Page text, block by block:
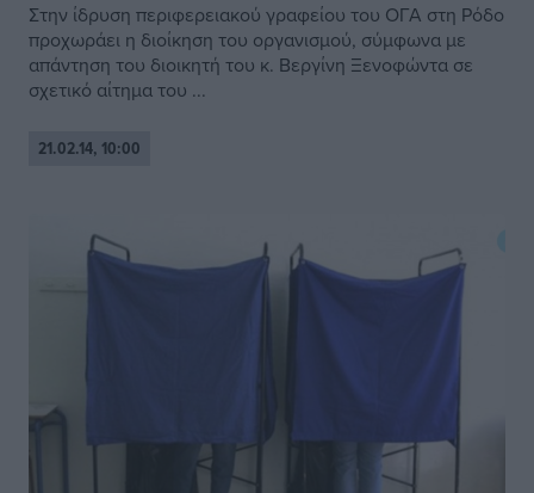
Στην ίδρυση περιφερειακού γραφείου του ΟΓΑ στη Ρόδο
προχωράει η διοίκηση του οργανισμού, σύμφωνα με
απάντηση του διοικητή του κ. Βεργίνη Ξενοφώντα σε
σχετικό αίτημα του ...
21.02.14, 10:00